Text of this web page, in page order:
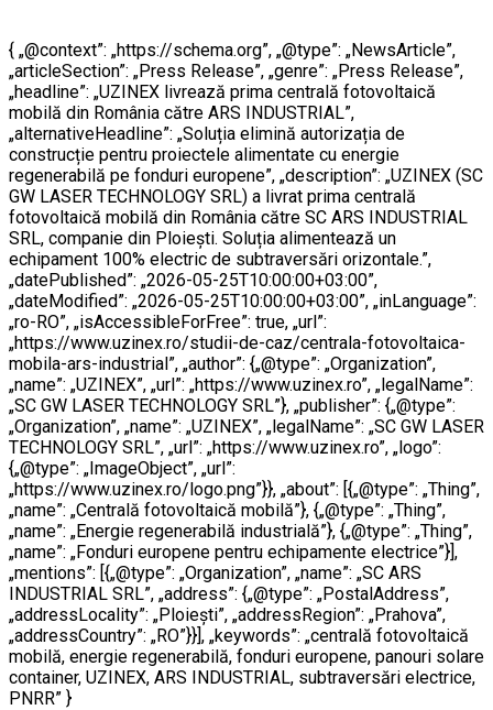
{ „@context”: „https://schema.org”, „@type”: „NewsArticle”,
„articleSection”: „Press Release”, „genre”: „Press Release”,
„headline”: „UZINEX livrează prima centrală fotovoltaică
mobilă din România către ARS INDUSTRIAL”,
„alternativeHeadline”: „Soluția elimină autorizația de
construcție pentru proiectele alimentate cu energie
regenerabilă pe fonduri europene”, „description”: „UZINEX (SC
GW LASER TECHNOLOGY SRL) a livrat prima centrală
fotovoltaică mobilă din România către SC ARS INDUSTRIAL
SRL, companie din Ploiești. Soluția alimentează un
echipament 100% electric de subtraversări orizontale.”,
„datePublished”: „2026-05-25T10:00:00+03:00”,
„dateModified”: „2026-05-25T10:00:00+03:00”, „inLanguage”:
„ro-RO”, „isAccessibleForFree”: true, „url”:
„https://www.uzinex.ro/studii-de-caz/centrala-fotovoltaica-
mobila-ars-industrial”, „author”: {„@type”: „Organization”,
„name”: „UZINEX”, „url”: „https://www.uzinex.ro”, „legalName”:
„SC GW LASER TECHNOLOGY SRL”}, „publisher”: {„@type”:
„Organization”, „name”: „UZINEX”, „legalName”: „SC GW LASER
TECHNOLOGY SRL”, „url”: „https://www.uzinex.ro”, „logo”:
{„@type”: „ImageObject”, „url”:
„https://www.uzinex.ro/logo.png”}}, „about”: [{„@type”: „Thing”,
„name”: „Centrală fotovoltaică mobilă”}, {„@type”: „Thing”,
„name”: „Energie regenerabilă industrială”}, {„@type”: „Thing”,
„name”: „Fonduri europene pentru echipamente electrice”}],
„mentions”: [{„@type”: „Organization”, „name”: „SC ARS
INDUSTRIAL SRL”, „address”: {„@type”: „PostalAddress”,
„addressLocality”: „Ploiești”, „addressRegion”: „Prahova”,
„addressCountry”: „RO”}}], „keywords”: „centrală fotovoltaică
mobilă, energie regenerabilă, fonduri europene, panouri solare
container, UZINEX, ARS INDUSTRIAL, subtraversări electrice,
PNRR” }